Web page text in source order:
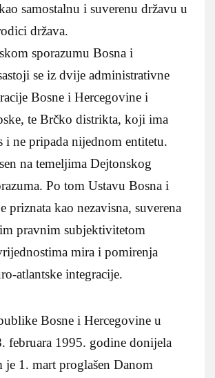
samostalnu i suverenu državu u
država.
sporazumu Bosna i
se iz dvije administrativne
Bosne i Hercegovine i
te Brčko distrikta, koji ima
i ne pripada nijednom entitetu.
na temeljima Dejtonskog
Po tom Ustavu Bosna i
priznata kao nezavisna, suverena
pravnim subjektivitetom
mira i pomirenja
atlantske integracije.
Bosne i Hercegovine u
februara 1995. godine donijela
1. mart proglašen Danom